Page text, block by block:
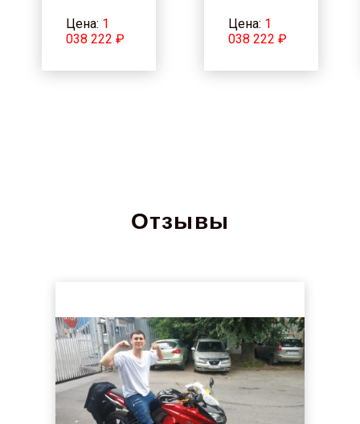
Цена: 1
038 222 ₽
Цена: 1
038 222 ₽
Отзывы